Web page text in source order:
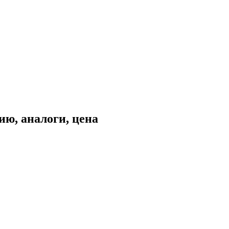
аналоги, цена